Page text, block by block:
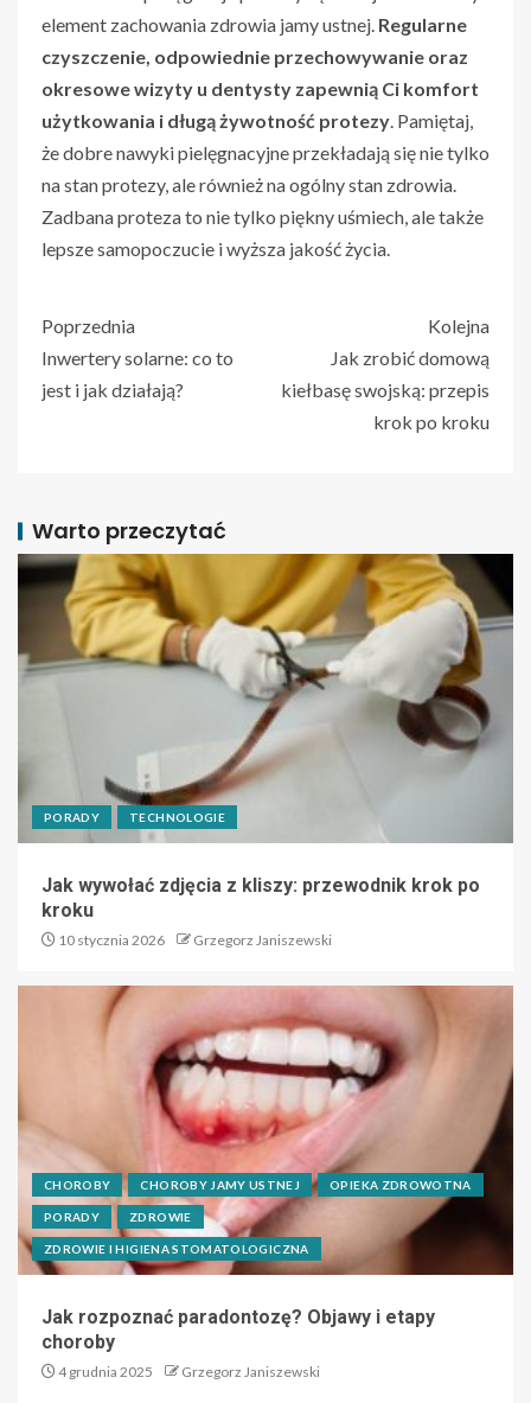
element zachowania zdrowia jamy ustnej. Regularne
czyszczenie, odpowiednie przechowywanie oraz
okresowe wizyty u dentysty zapewnią Ci komfort
użytkowania i długą żywotność protezy . Pamiętaj,
że dobre nawyki pielęgnacyjne przekładają się nie tylko
na stan protezy, ale również na ogólny stan zdrowia.
Zadbana proteza to nie tylko piękny uśmiech, ale także
lepsze samopoczucie i wyższa jakość życia.
Poprzednia
Inwertery solarne: co to
jest i jak działają?
Kolejna
Jak zrobić domową
kiełbasę swojską: przepis
krok po kroku
Warto przeczytać
PORADY TECHNOLOGIE
Jak wywołać zdjęcia z kliszy: przewodnik krok po
kroku
10 stycznia 2026 Grzegorz Janiszewski
CHOROBY CHOROBY JAMY USTNEJ OPIEKA ZDROWOTNA
PORADY ZDROWIE
ZDROWIE I HIGIENA STOMATOLOGICZNA
Jak rozpoznać paradontozę? Objawy i etapy
choroby
4 grudnia 2025 Grzegorz Janiszewski